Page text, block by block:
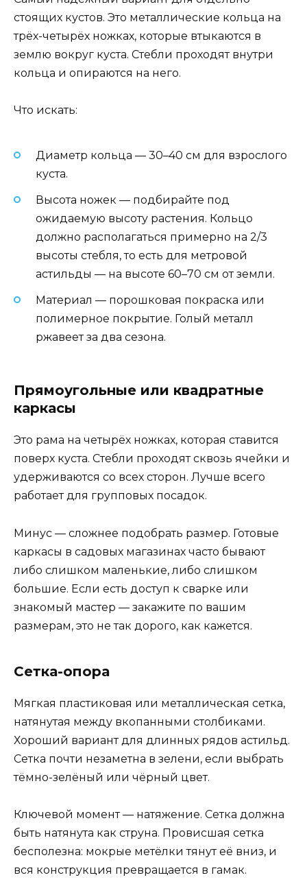
стоящих кустов. Это металлические кольца на
трёх-четырёх ножках, которые втыкаются в
землю вокруг куста. Стебли проходят внутри
кольца и опираются на него.
Что искать:
Диаметр кольца — 30–40 см для взрослого
куста.
Высота ножек — подбирайте под
ожидаемую высоту растения. Кольцо
должно располагаться примерно на 2/3
высоты стебля, то есть для метровой
астильды — на высоте 60–70 см от земли.
Материал — порошковая покраска или
полимерное покрытие. Голый металл
ржавеет за два сезона.
Прямоугольные или квадратные
каркасы
Это рама на четырёх ножках, которая ставится
поверх куста. Стебли проходят сквозь ячейки и
удерживаются со всех сторон. Лучше всего
работает для групповых посадок.
Минус — сложнее подобрать размер. Готовые
каркасы в садовых магазинах часто бывают
либо слишком маленькие, либо слишком
большие. Если есть доступ к сварке или
знакомый мастер — закажите по вашим
размерам, это не так дорого, как кажется.
Сетка-опора
Мягкая пластиковая или металлическая сетка,
натянутая между вкопанными столбиками.
Хороший вариант для длинных рядов астильд.
Сетка почти незаметна в зелени, если выбрать
тёмно-зелёный или чёрный цвет.
Ключевой момент — натяжение. Сетка должна
быть натянута как струна. Провисшая сетка
бесполезна: мокрые метёлки тянут её вниз, и
вся конструкция превращается в гамак.